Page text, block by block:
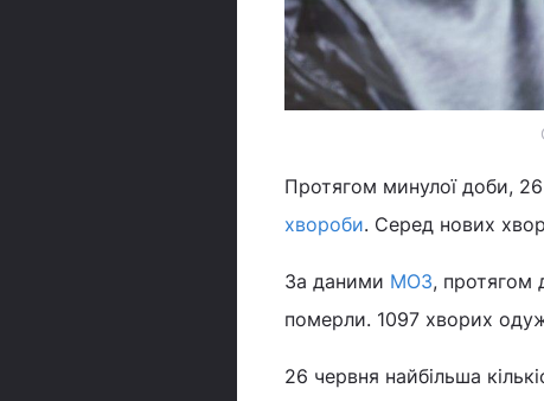
Протягом минулої доби,
хвороби. Серед нових
За даними МОЗ, протягом
померли. 1097 хворих
26 червня найбільша